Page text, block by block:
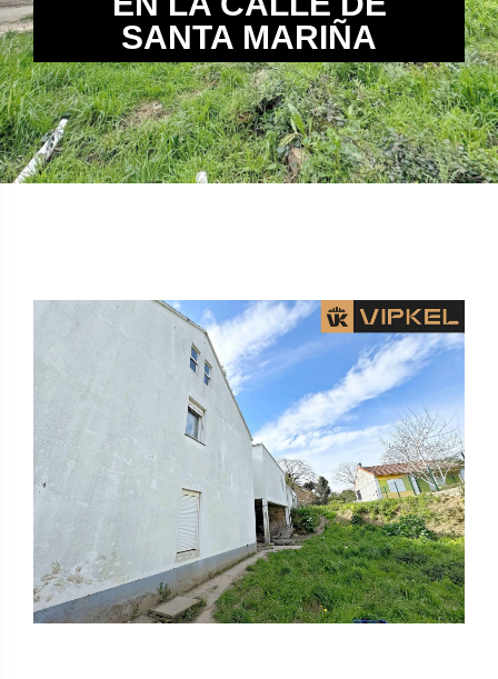
SANTA MARIÑA